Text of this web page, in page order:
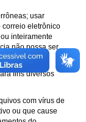
usar
correio eletrônico
inteiramente
não possa ser
fins diversos
com vírus de
ou que cause